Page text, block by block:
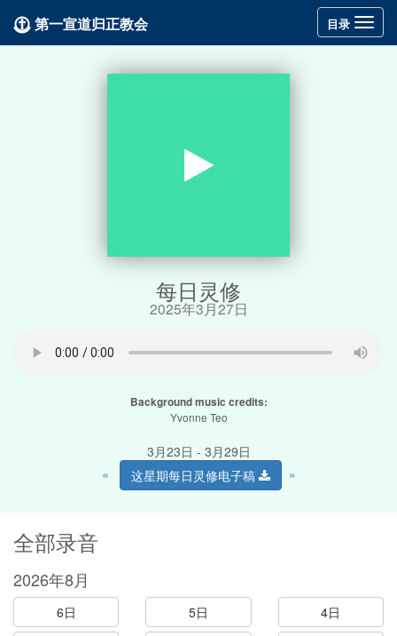
Toggle
navigation
目录
第一宣道归正教会
每日灵修
2025年3月27日
Background music credits:
Yvonne Teo
3月23日 - 3月29日
«
这星期每日灵修电子稿 »
全部录音
2026年8月
6日 5日
4日